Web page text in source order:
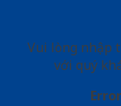
Vui lòng nhập
với quý